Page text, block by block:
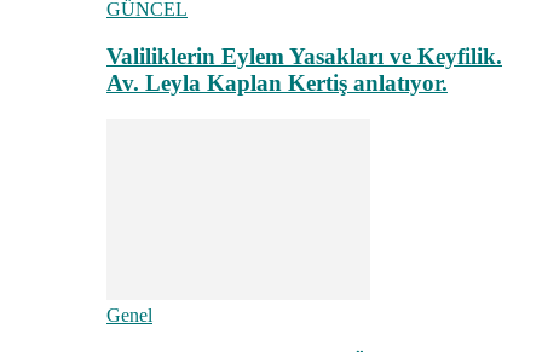
GÜNCEL
Valiliklerin Eylem Yasakları ve Keyfilik.
Av. Leyla Kaplan Kertiş anlatıyor.
Genel